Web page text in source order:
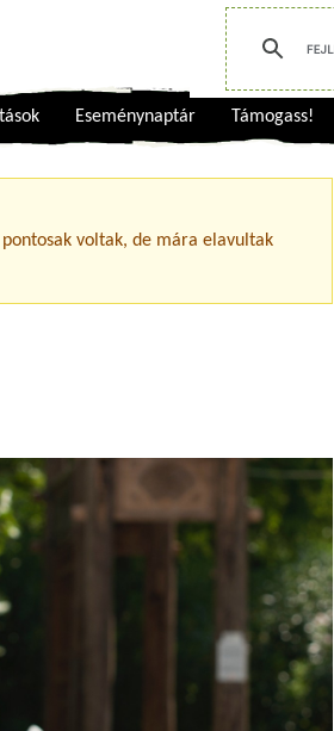
Eseménynaptár Támogass!
voltak, de mára elavultak